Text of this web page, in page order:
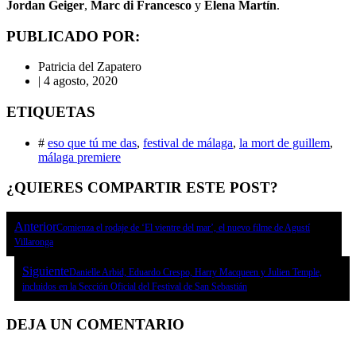
Jordan Geiger, Marc di Francesco y Elena Martín.
PUBLICADO POR:
Patricia del Zapatero
| 4 agosto, 2020
ETIQUETAS
# eso que tú me das, festival de málaga, la mort de guillem,
málaga premiere
¿QUIERES COMPARTIR ESTE POST?
AnteriorComienza el rodaje de ‘El vientre del mar’, el nuevo filme de Agustí
Villaronga
SiguienteDanielle Arbid, Eduardo Crespo, Harry Macqueen y Julien Temple,
incluidos en la Sección Oficial del Festival de San Sebastián
DEJA UN COMENTARIO